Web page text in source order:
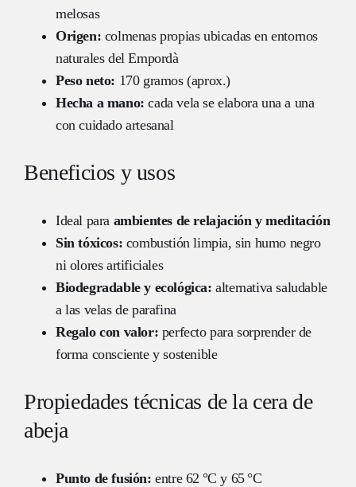
melosas
Origen: colmenas propias ubicadas en entornos
naturales del Empordà
Peso neto: 170 gramos (aprox.)
Hecha a mano: cada vela se elabora una a una
con cuidado artesanal
Beneficios y usos
Ideal para ambientes de relajación y meditación
Sin tóxicos: combustión limpia, sin humo negro
ni olores artificiales
Biodegradable y ecológica: alternativa saludable
a las velas de parafina
Regalo con valor: perfecto para sorprender de
forma consciente y sostenible
Propiedades técnicas de la cera de
abeja
Punto de fusión: entre 62 °C y 65 °C